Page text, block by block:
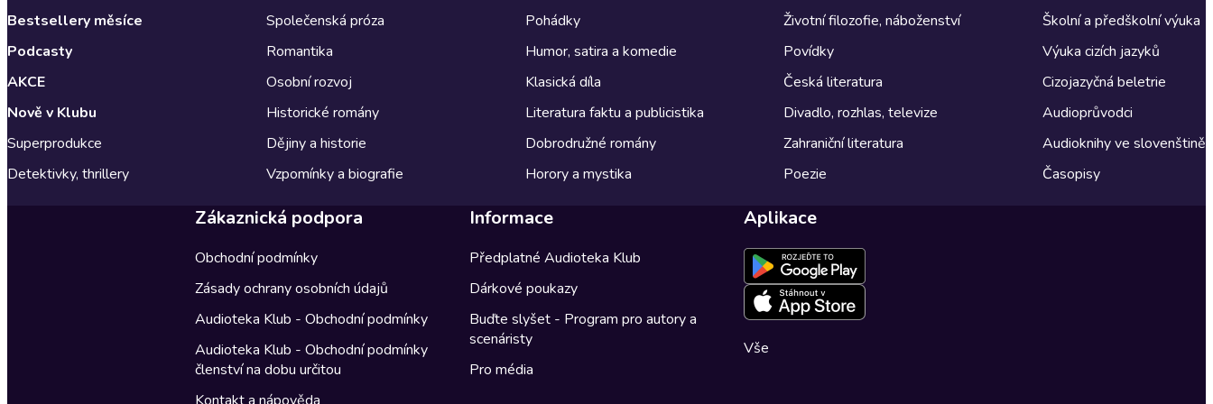
Bestsellery měsíce
Podcasty
AKCE
Nově v Klubu
Superprodukce
Detektivky, thrillery
Společenská próza
Romantika
Osobní rozvoj
Historické romány
Dějiny a historie
Vzpomínky a biografie
Pohádky
Humor, satira a komedie
Klasická díla
Literatura faktu a publicistika
Dobrodružné romány
Horory a mystika
Životní filozofie, náboženství
Povídky
Česká literatura
Divadlo, rozhlas, televize
Zahraniční literatura
Poezie
Školní a předškolní výuka
Výuka cizích jazyků
Cizojazyčná beletrie
Audioprůvodci
Audioknihy ve slovenštině
Časopisy
Zákaznická podpora
Obchodní podmínky
Zásady ochrany osobních údajů
Audioteka Klub - Obchodní podmínky
Audioteka Klub - Obchodní podmínky
členství na dobu určitou
Informace
Předplatné Audioteka Klub
Dárkové poukazy
Buďte slyšet - Program pro autory a
scenáristy
Pro média
Aplikace
Vše